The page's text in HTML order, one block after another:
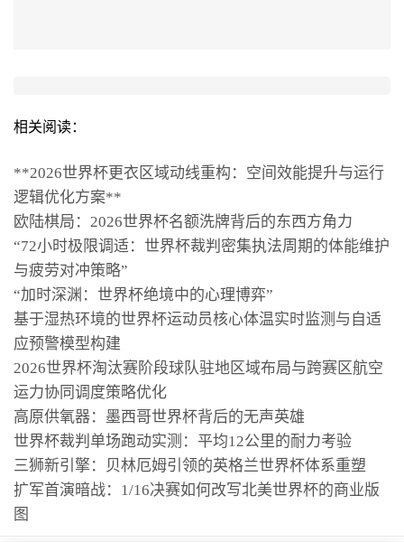
相关阅读：
**2026世界杯更衣区域动线重构：空间效能提升与运行
逻辑优化方案**
欧陆棋局：2026世界杯名额洗牌背后的东西方角力
“72小时极限调适：世界杯裁判密集执法周期的体能维护
与疲劳对冲策略”
“加时深渊：世界杯绝境中的心理博弈”
基于湿热环境的世界杯运动员核心体温实时监测与自适
应预警模型构建
2026世界杯淘汰赛阶段球队驻地区域布局与跨赛区航空
运力协同调度策略优化
高原供氧器：墨西哥世界杯背后的无声英雄
世界杯裁判单场跑动实测：平均12公里的耐力考验
三狮新引擎：贝林厄姆引领的英格兰世界杯体系重塑
扩军首演暗战：1/16决赛如何改写北美世界杯的商业版
图